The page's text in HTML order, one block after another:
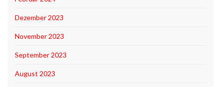
Dezember 2023
November 2023
September 2023
August 2023